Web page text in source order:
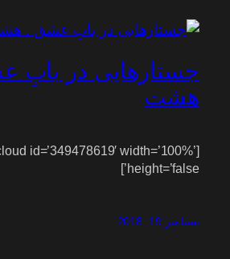
جستارهایی در بابِ
هشت
id=’349478619′ width=’100%’
height=’false’]
سپتامبر 19, 2018